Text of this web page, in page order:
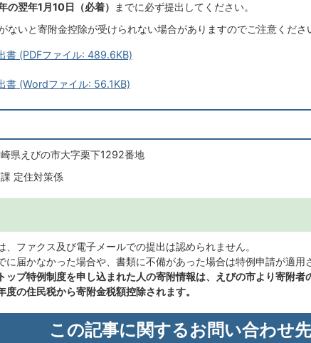
の翌年1月10日（必着）
までに必ず提出してください。
ないと寄附金控除が受けられない場合がありますのでご注意くださ
書 (PDFファイル: 489.6KB)
書 (Wordファイル: 56.1KB)
県えびの市大字栗下1292番地
定住対策係
、ファクス及び電子メールでの提出は認められません。
に届かなかった場合や、書類に不備があった場合は特例申請が適用
ップ特例制度を申し込まれた人の寄附情報は、えびの市より寄附者
度の住民税から寄附金税額控除されます。
この記事に関するお問い合わせ先